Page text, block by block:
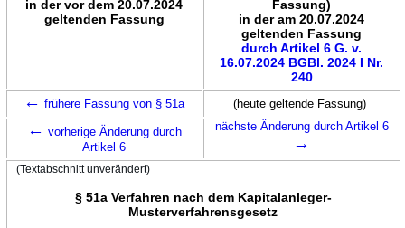
in der vor dem 20.07.2024
geltenden Fassung
Fassung)
in der am 20.07.2024
geltenden Fassung
durch Artikel 6 G. v.
16.07.2024 BGBl. 2024 I Nr.
240
← frühere Fassung von § 51a (heute geltende Fassung)
← vorherige Änderung durch
Artikel 6
nächste Änderung durch Artikel 6
→
(Textabschnitt unverändert)
§ 51a Verfahren nach dem Kapitalanleger-
Musterverfahrensgesetz